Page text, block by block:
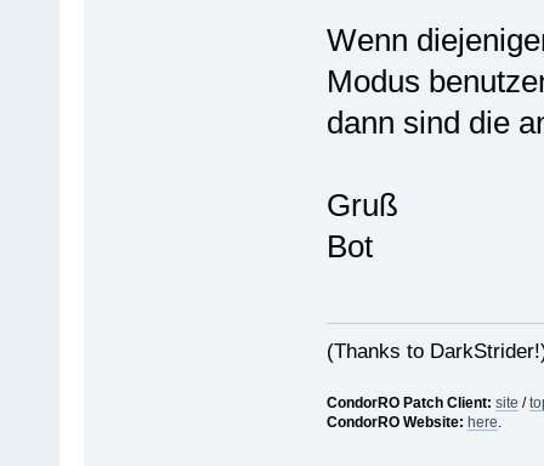
Wenn
Modus
dann sind die
Gruß
Bot
(Thanks to
CondorRO Patch Client: site /
CondorRO Website: here